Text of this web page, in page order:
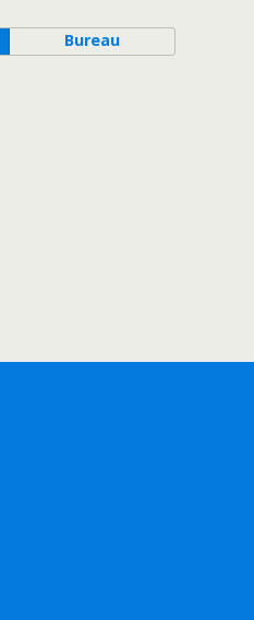
Bureau